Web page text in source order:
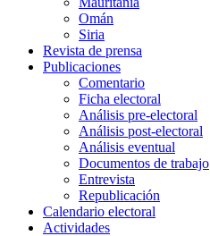
Omán
Siria
Revista de prensa
Publicaciones
Comentario
Ficha electoral
Análisis pre-electoral
Análisis post-electoral
Análisis eventual
Documentos de trabajo
Entrevista
Republicación
Calendario electoral
Actividades